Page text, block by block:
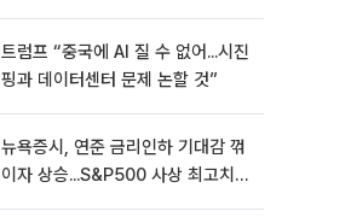
트럼프 “중국에 AI 질 수 없어...시진
핑과 데이터센터 문제 논할 것”
뉴욕증시, 연준 금리인하 기대감 꺾
이자 상승...S&P500 사상 최고치